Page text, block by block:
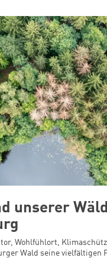
unserer
Wohlfühlort,
Wald seine vielfältigen